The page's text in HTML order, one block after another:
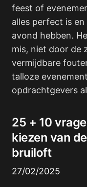
feest of
alles perfect is
avond hebben.
mis, niet door de
vermijdbare
talloze
opdrachtgevers
25 + 10
kiezen van
bruiloft
27/02/2025